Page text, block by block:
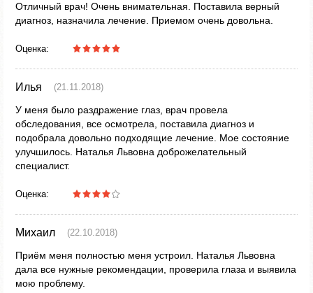
Отличный врач! Очень внимательная. Поставила верный
диагноз, назначила лечение. Приемом очень довольна.
Оценка:
Илья (21.11.2018)
У меня было раздражение глаз, врач провела
обследования, все осмотрела, поставила диагноз и
подобрала довольно подходящие лечение. Мое состояние
улучшилось. Наталья Львовна доброжелательный
специалист.
Оценка:
Михаил (22.10.2018)
Приём меня полностью меня устроил. Наталья Львовна
дала все нужные рекомендации, проверила глаза и выявила
мою проблему.